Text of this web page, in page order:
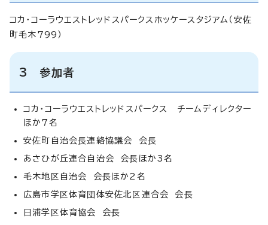
コカ・コーラウエストレッドスパークスホッケースタジアム（安佐
町毛木799）
3 参加者
コカ・コーラウエストレッドスパークス チームディレクター
ほか7名
安佐町自治会長連絡協議会 会長
あさひが丘連合自治会 会長ほか3名
毛木地区自治会 会長ほか2名
広島市学区体育団体安佐北区連合会 会長
日浦学区体育協会 会長